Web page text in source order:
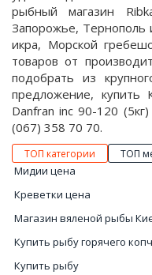
рыбный магазин
Запорожье, Тернополь
икра, Морской
товаров от
подобрать из
предложение, купить
Danfran inc 90-120
(067) 358 70 70.
ТОП категории ТОП
Мидии цена
Креветки цена
Магазин вяленой рыбы
Купить рыбу горячего
Купить рыбу